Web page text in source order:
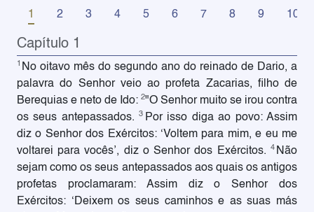
1 2 3 4 5 6 7 8 9 10
Capítulo 1
1 No oitavo mês do segundo ano do reinado de Dario, a
palavra do Senhor veio ao profeta Zacarias, filho de
Berequias e neto de Ido: 2"O Senhor muito se irou contra
os seus antepassados.3 Por isso diga ao povo: Assim
diz o Senhor dos Exércitos: ‘Voltem para mim, e eu me
voltarei para vocês’, diz o Senhor dos Exércitos. 4 Não
sejam como os seus antepassados aos quais os antigos
profetas proclamaram: Assim diz o Senhor dos
Exércitos: ‘Deixem os seus caminhos e as suas más